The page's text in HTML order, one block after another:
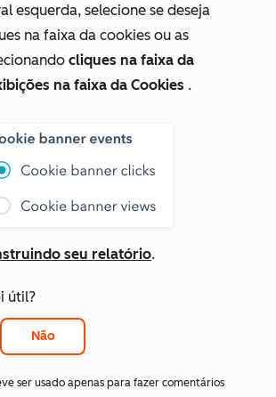
esquerda, selecione se deseja
na faixa da cookies ou as
cliques na faixa da
na faixa da Cookies .
seu relatório.
útil?
Não
ser usado apenas para fazer comentários